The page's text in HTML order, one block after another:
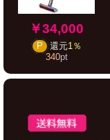
￥34,000
P 還元1％
340pt